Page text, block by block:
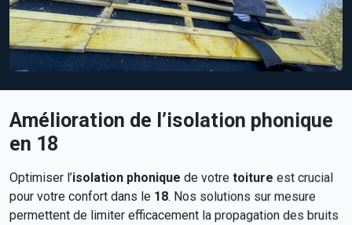
Amélioration de l’isolation phonique
en 18
Optimiser l’isolation phonique de votre toiture est crucial
pour votre confort dans le 18. Nos solutions sur mesure
permettent de limiter efficacement la propagation des bruits